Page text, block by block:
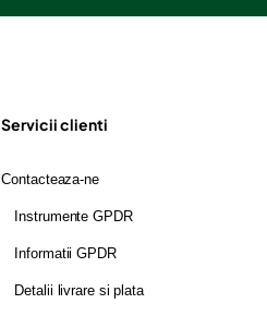
Servicii clienti
Contacteaza-ne
Instrumente GPDR
Informatii GPDR
Detalii livrare si plata